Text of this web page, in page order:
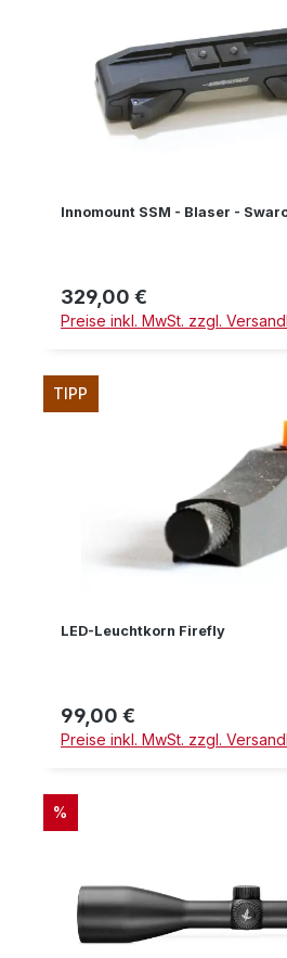
Innomount SSM - Blaser -
Regulärer Preis:
329,00 €
Preise inkl. MwSt. zzgl.
TIPP
LED-Leuchtkorn Firefly
Regulärer Preis:
99,00 €
Preise inkl. MwSt. zzgl.
RABATT
%